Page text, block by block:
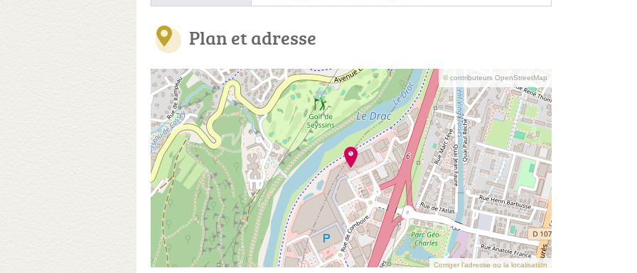
Plan et adresse
© contributeurs OpenStreetMap
Corriger l’adresse ou la localisation